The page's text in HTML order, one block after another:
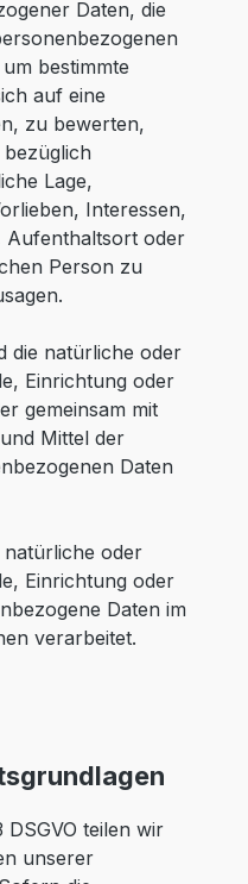
Daten, die
bestimmte
auf eine
zu bewerten,
Lage,
Interessen,
Aufenthaltsort oder
Person zu
die natürliche oder
Einrichtung oder
gemeinsam mit
Mittel der
Daten
natürliche oder
Einrichtung oder
Daten im
verarbeitet.
DSGVO teilen wir
unserer